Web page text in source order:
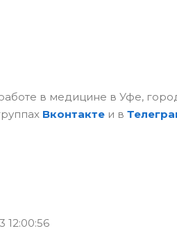
в медицине в Уфе,
Вконтактеи в
12:00:56